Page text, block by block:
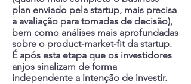
plan enviado pela startup, mais precisa
a avaliação para tomadas de decisão),
bem como análises mais aprofundadas
sobre o product-market-fit da startup.
É após esta etapa que os investidores
anjos sinalizam de forma
independente a intenção de investir.